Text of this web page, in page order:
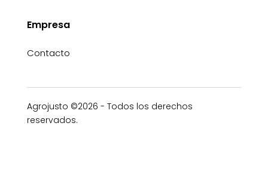
Empresa
Contacto
Agrojusto ©2026 - Todos los derechos
reservados.